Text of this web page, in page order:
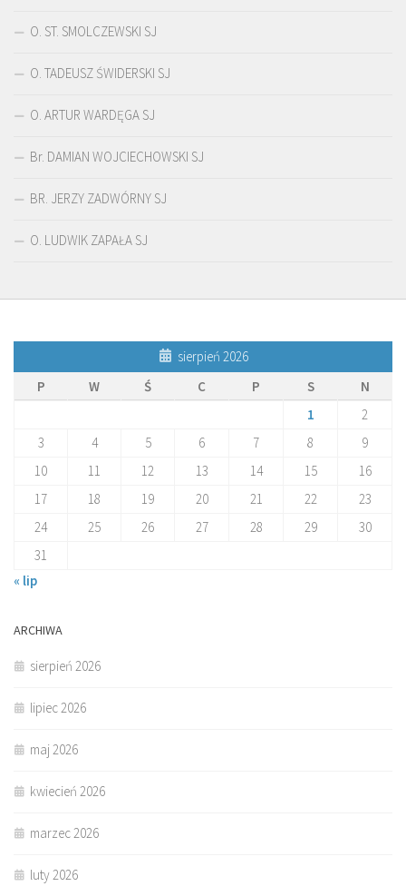
O. ST. SMOLCZEWSKI SJ
O. TADEUSZ ŚWIDERSKI SJ
O. ARTUR WARDĘGA SJ
Br. DAMIAN WOJCIECHOWSKI SJ
BR. JERZY ZADWÓRNY SJ
O. LUDWIK ZAPAŁA SJ
sierpień 2026
P
W Ś C P S
N
1
2
3
4 5 6 7 8
9
10
11 12 13 14 15
16
17
18 19 20 21 22
23
24
25 26 27 28 29
30
31
« lip
ARCHIWA
sierpień 2026
lipiec 2026
maj 2026
kwiecień 2026
marzec 2026
luty 2026